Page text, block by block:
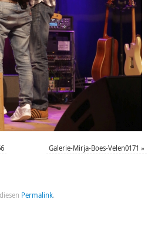
Galerie-Mirja-Boes-Velen0171 »
Permalink.